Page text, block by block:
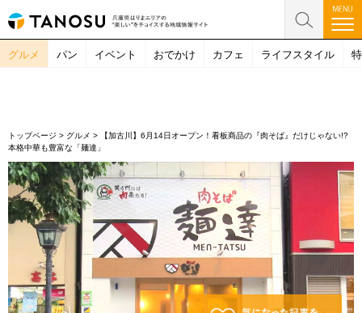
グルメ パン イベント おでかけ カフェ ライフスタイル
トップページ > グルメ >
【加古川】6月14日オープン！看板商品の『肉そば』だけじゃない!?
本格中華も豊富な「麺達」